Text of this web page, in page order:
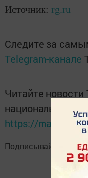
Источник: rg.ru
Следите за
Telegram-канале
Читайте новости
национальном
https://max.ru/
Подписывайтесь на